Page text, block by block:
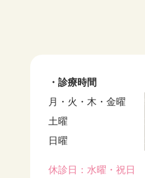
・診療時間
月・火・木・金曜
土曜
日曜
休診日：水曜・祝日